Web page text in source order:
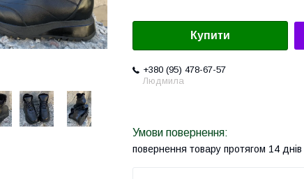
Купити
+380 (95) 478-67-57
Людмила
повернення товару протягом 14 днів